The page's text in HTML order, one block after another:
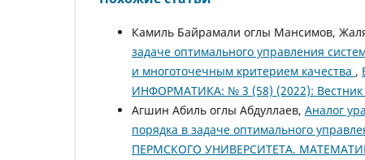
Камиль Байрамали оглы Мансимов,
задаче оптимального управления
и многоточечным критерием качества ,
ИНФОРМАТИКА: № 3 (58) (2022): Вестник
Агшин Абиль оглы Абдуллаев, Аналог
порядка в задаче оптимального
ПЕРМСКОГО УНИВЕРСИТЕТА.